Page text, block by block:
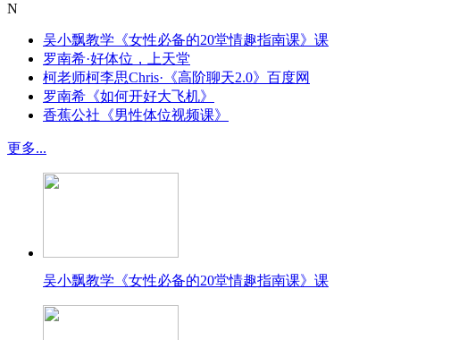
N
吴小飘教学《女性必备的20堂情趣指南课》课
罗南希·好体位，上天堂
柯老师柯李思Chris·《高阶聊天2.0》百度网
罗南希《如何开好大飞机》
香蕉公社《男性体位视频课》
更多...
吴小飘教学《女性必备的20堂情趣指南课》课